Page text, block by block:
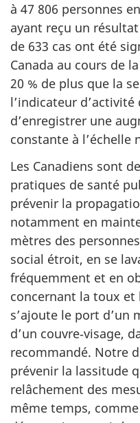
à 47 806 personnes
ayant reçu un
de 633 cas ont été
Canada au cours de
20 % de plus que la
l’indicateur
d’enregistrer une
constante à l’échelle
Les Canadiens sont
pratiques de santé
prévenir la
notamment en
mètres des
social étroit, en se
fréquemment et en
concernant la toux et
s’ajoute le port d’un
d’un couvre‑visage,
recommandé. Notre
prévenir la lassitude
relâchement des
même temps,